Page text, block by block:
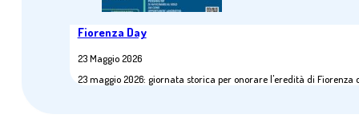
Fiorenza Day
23 Maggio 2026
23 maggio 2026: giornata storica per onorare l'eredità di